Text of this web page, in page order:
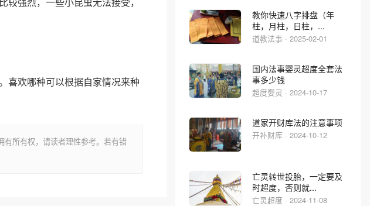
欢哪种可以根据自家情况来种
有所有权，请读者理性参考。若有错
教你快速八字排盘（年
柱，月柱，日柱，...
道教法事 · 2025-02-01
国内法事婴灵超度全套法
事多少钱
超度婴灵 · 2024-10-17
道家开财库法的注意事项
开补财库 · 2024-10-12
亡灵转世投胎，一定要及
时超度，否则就...
亡灵超度 · 2024-11-08